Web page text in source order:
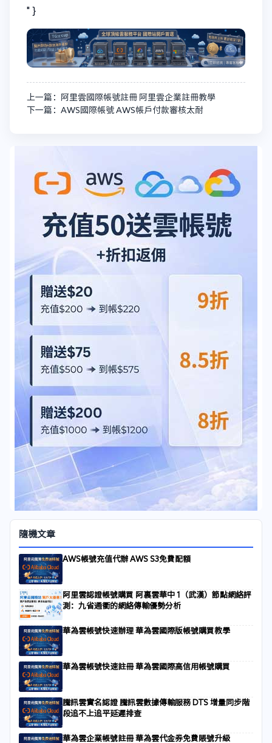
" }
上一篇：阿里雲國際帳號註冊 阿里雲企業註冊教學
下一篇：AWS國際帳號 AWS帳戶付款審核太耐
隨機文章
AWS帳號充值代辦 AWS S3免費配額
阿里雲認證帳號購買 阿裏雲華中 1（武漢）節點網絡評
測：九省通衢的網絡傳輸優勢分析
華為雲帳號快速辦理 華為雲國際版帳號購買教學
華為雲帳號快速註冊 華為雲國際高信用帳號購買
騰訊雲實名認證 騰訊雲數據傳輸服務 DTS 增量同步階
段追不上追平延遲排查
華為雲企業帳號註冊 華為雲代金券免費賬號升級